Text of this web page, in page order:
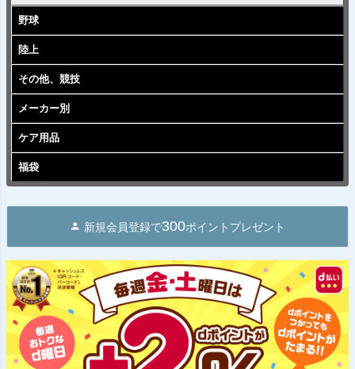
野球
陸上
その他、競技
メーカー別
ケア用品
福袋
新規会員登録で300ポイントプレゼント